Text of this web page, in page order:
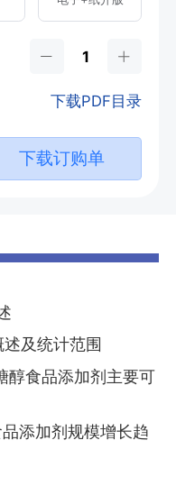
下载PDF目录
下载订购单
及统计范围
醇食品添加剂主要可
添加剂规模增长趋